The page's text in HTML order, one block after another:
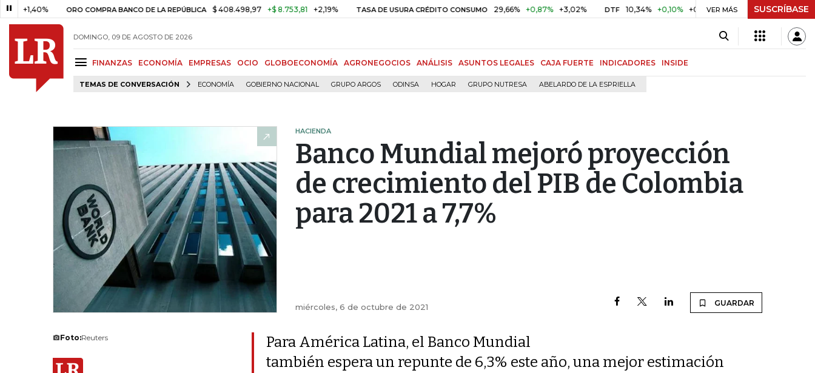
ORO COMPRA BANCO DE LA REPÚBLICA $ 408.498,97 +$ 8.753,81 +2,19% TASA DE USURA CRÉDITO CONSUMO 29,66% +0,87% +3,02% DTF 10,34% +0,10% +0,98% UVR $ 417,01 +$ 0,05
VER MÁS SUSCRÍBASE
DOMINGO, 09 DE AGOSTO DE 2026
FINANZAS ECONOMÍA EMPRESAS OCIO GLOBOECONOMÍA AGRONEGOCIOS ANÁLISIS ASUNTOS LEGALES CAJA FUERTE INDICADORES INSIDE
TEMAS DE CONVERSACIÓN ECONOMÍA GOBIERNO NACIONAL GRUPO ARGOS ODINSA HOGAR GRUPO NUTRESA ABELARDO DE LA ESPRIELLA
HACIENDA
Banco Mundial mejoró proyección
de crecimiento del PIB de Colombia
para 2021 a 7,7%
miércoles, 6 de octubre de 2021 GUARDAR
Foto:Reuters
Para América Latina, el Banco Mundial
también espera un repunte de 6,3% este año, una mejor estimación